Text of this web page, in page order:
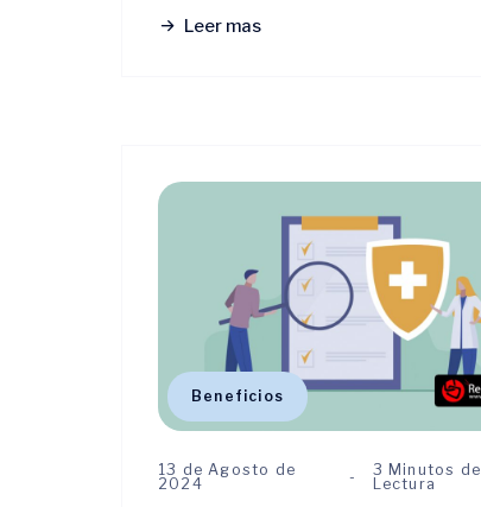
Leer mas
Beneficios
13 de Agosto de
2024
3 Minutos de
Lectura